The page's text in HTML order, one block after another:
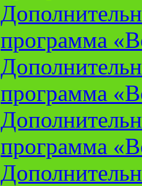
программа
программа
программа